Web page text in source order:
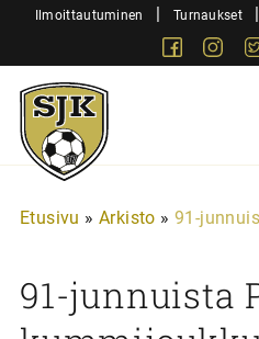
SiirryIlmoittautuminen | Turnaukset |
Sjk-
Juniorit
Etusivu » Arkisto » 91-
91-junnuista